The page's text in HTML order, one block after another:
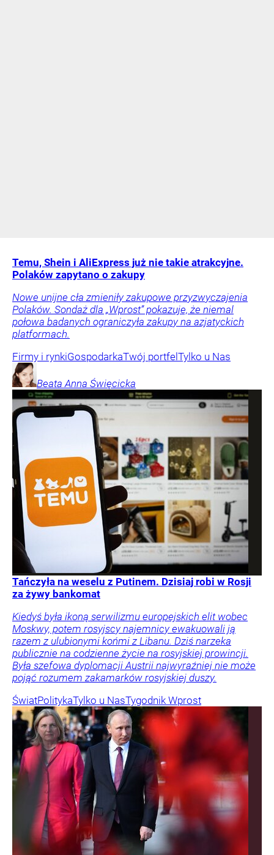
Temu, Shein i AliExpress już nie takie atrakcyjne.
Polaków zapytano o zakupy
Nowe unijne cła zmieniły zakupowe przyzwyczajenia
Polaków. Sondaż dla „Wprost” pokazuje, że niemal
połowa badanych ograniczyła zakupy na azjatyckich
platformach.
Firmy i rynkiGospodarkaTwój portfel Tylko u Nas
Beata Anna Święcicka
Tańczyła na weselu z Putinem. Dzisiaj robi w Rosji
za żywy bankomat
Kiedyś była ikoną serwilizmu europejskich elit wobec
Moskwy, potem rosyjscy najemnicy ewakuowali ją
razem z ulubionymi końmi z Libanu. Dziś narzeka
publicznie na codzienne życie na rosyjskiej prowincji.
Była szefowa dyplomacji Austrii najwyraźniej nie może
pojąć rozumem zakamarków rosyjskiej duszy.
ŚwiatPolitykaTylko u NasTygodnik Wprost